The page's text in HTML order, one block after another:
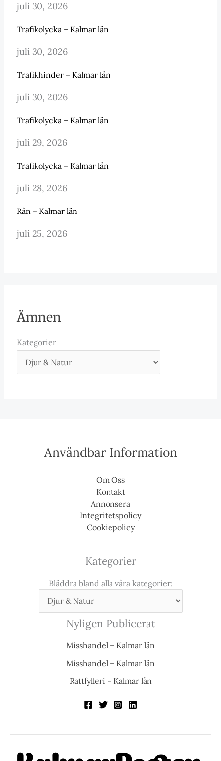
juli 30, 2026
Trafikolycka – Kalmar län
juli 30, 2026
Trafikhinder – Kalmar län
juli 30, 2026
Trafikolycka – Kalmar län
juli 29, 2026
Trafikolycka – Kalmar län
juli 28, 2026
Rån – Kalmar län
juli 25, 2026
Ämnen
Kategorier
Användbar Information
Om Oss
Kontakt
Annonsera
Integritetspolicy
Cookiepolicy
Kategorier
Bläddra bland alla våra kategorier:
Nyligen Publicerat
Misshandel – Kalmar län
Misshandel – Kalmar län
Rattfylleri – Kalmar län